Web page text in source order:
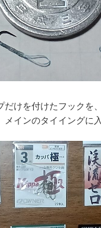
だけを付けたフックを
メインのタイイングに